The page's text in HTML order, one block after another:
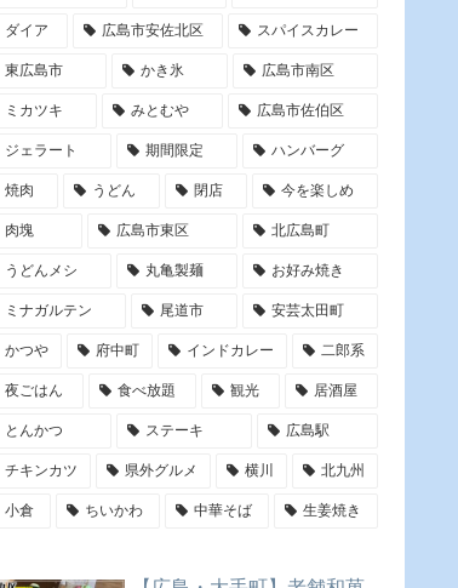
ダイア 広島市安佐北区 スパイスカレー
東広島市 かき氷 広島市南区
ミカツキ みとむや 広島市佐伯区
ジェラート 期間限定 ハンバーグ
焼肉 うどん 閉店 今を楽しめ
肉塊 広島市東区 北広島町
うどんメシ 丸亀製麺 お好み焼き
ミナガルテン 尾道市 安芸太田町
かつや 府中町 インドカレー 二郎系
夜ごはん 食べ放題 観光 居酒屋
とんかつ ステーキ 広島駅
チキンカツ 県外グルメ 横川 北九州
小倉 ちいかわ 中華そば 生姜焼き